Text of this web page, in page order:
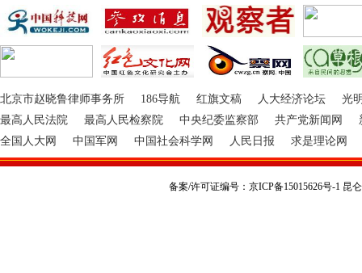
北京市赵晓鲁律师事务所 186导航 红旗文稿 人大经济论坛
光
最高人民法院
最高人民检察院 中央纪委监察部 共产党新闻网
全国人大网
中国军网 中国社会科学网 人民日报 求是理论网
备案/许可证编号：京ICP备15015626号-1 昆